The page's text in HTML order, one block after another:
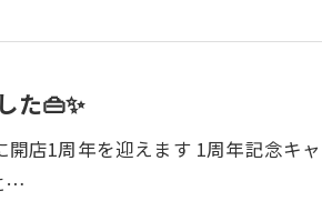
た👜✨
店1周年を迎えます 1周年記念キ
…